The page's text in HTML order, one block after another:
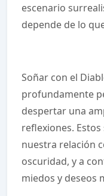
escenario
depende de lo
Soñar con el
profundamente
despertar una
reflexiones.
nuestra relación
oscuridad, y a
miedos y deseos